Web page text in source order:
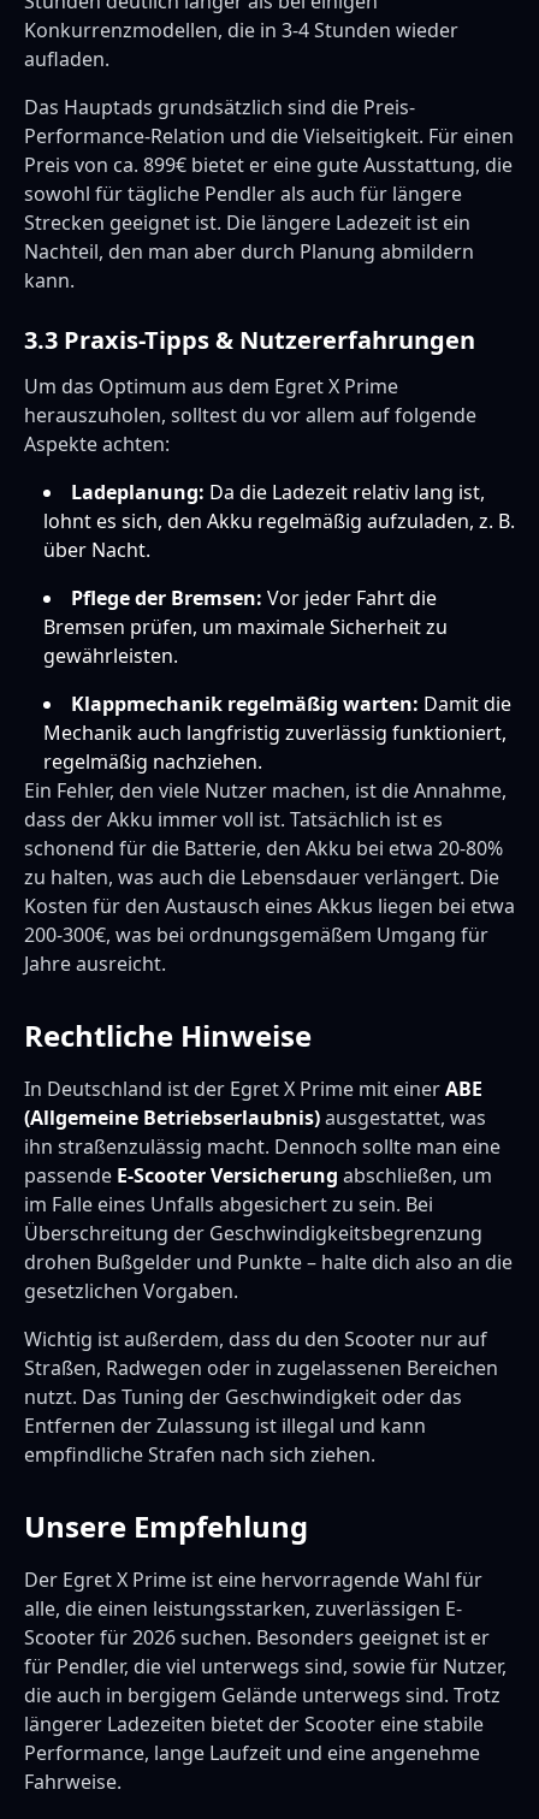
Konkurrenzmodellen, die in 3-4 Stunden wieder
aufladen.
Das Hauptads grundsätzlich sind die Preis-
Performance-Relation und die Vielseitigkeit. Für einen
Preis von ca. 899€ bietet er eine gute Ausstattung, die
sowohl für tägliche Pendler als auch für längere
Strecken geeignet ist. Die längere Ladezeit ist ein
Nachteil, den man aber durch Planung abmildern
kann.
3.3 Praxis-Tipps & Nutzererfahrungen
Um das Optimum aus dem Egret X Prime
herauszuholen, solltest du vor allem auf folgende
Aspekte achten:
Ladeplanung: Da die Ladezeit relativ lang ist,
lohnt es sich, den Akku regelmäßig aufzuladen, z. B.
über Nacht.
Pflege der Bremsen: Vor jeder Fahrt die
Bremsen prüfen, um maximale Sicherheit zu
gewährleisten.
Klappmechanik regelmäßig warten: Damit die
Mechanik auch langfristig zuverlässig funktioniert,
regelmäßig nachziehen.
Ein Fehler, den viele Nutzer machen, ist die Annahme,
dass der Akku immer voll ist. Tatsächlich ist es
schonend für die Batterie, den Akku bei etwa 20-80%
zu halten, was auch die Lebensdauer verlängert. Die
Kosten für den Austausch eines Akkus liegen bei etwa
200-300€, was bei ordnungsgemäßem Umgang für
Jahre ausreicht.
Rechtliche Hinweise
In Deutschland ist der Egret X Prime mit einerABE
(Allgemeine Betriebserlaubnis)ausgestattet, was
ihn straßenzulässig macht. Dennoch sollte man eine
passende E-Scooter Versicherung abschließen, um
im Falle eines Unfalls abgesichert zu sein. Bei
Überschreitung der Geschwindigkeitsbegrenzung
drohen Bußgelder und Punkte – halte dich also an die
gesetzlichen Vorgaben.
Wichtig ist außerdem, dass du den Scooter nur auf
Straßen, Radwegen oder in zugelassenen Bereichen
nutzt. Das Tuning der Geschwindigkeit oder das
Entfernen der Zulassung ist illegal und kann
empfindliche Strafen nach sich ziehen.
Unsere Empfehlung
Der Egret X Prime ist eine hervorragende Wahl für
alle, die einen leistungsstarken, zuverlässigen E-
Scooter für 2026 suchen. Besonders geeignet ist er
für Pendler, die viel unterwegs sind, sowie für Nutzer,
die auch in bergigem Gelände unterwegs sind. Trotz
längerer Ladezeiten bietet der Scooter eine stabile
Performance, lange Laufzeit und eine angenehme
Fahrweise.